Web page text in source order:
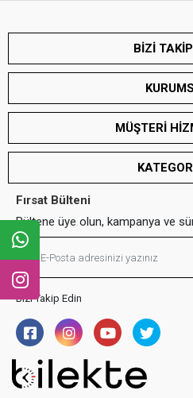
BİZİ
MÜŞTERİ
Fırsat Bülteni
Bültene üye olun, kampanya ve
Bizi Takip Edin